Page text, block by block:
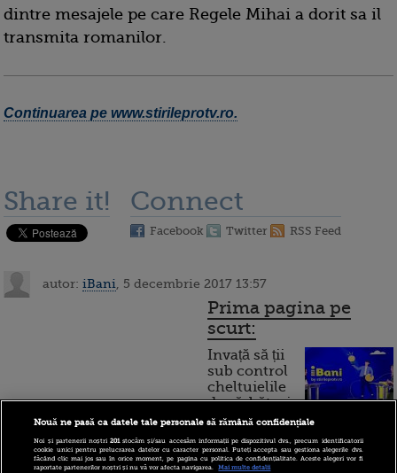
dintre mesajele pe care Regele Mihai a dorit sa il
transmita romanilor.
Continuarea pe www.stirileprotv.ro.
Share it! Connect
Facebook Twitter RSS Feed
autor: iBani , 5 decembrie 2017 13:57
Prima pagina pe
scurt:
Invață să ții
sub control
cheltuielile
de sărbători.
Cum
funcționează cardul de
cumpărături
Nouă ne pasă ca datele tale personale să rămână confidențiale
Noi și partenerii noștri201stocăm și/sau accesăm informații pe dispozitivul dvs., precum identificatorii
cookie unici pentru prelucrarea datelor cu caracter personal. Puteți accepta sau gestiona alegerile dvs.
făcând clic mai jos sau în orice moment, pe pagina cu politica de confidențialitate. Aceste alegeri vor fi
raportate partenerilor noștri și nu vă vor afecta navigarea.
Mai multe detalii